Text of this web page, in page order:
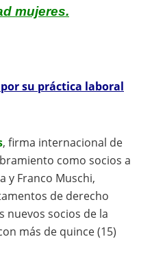
mujeres.
su práctica laboral
, firma internacional de
como socios a
y Franco Muschi,
de derecho
nuevos socios de la
más de quince (15)